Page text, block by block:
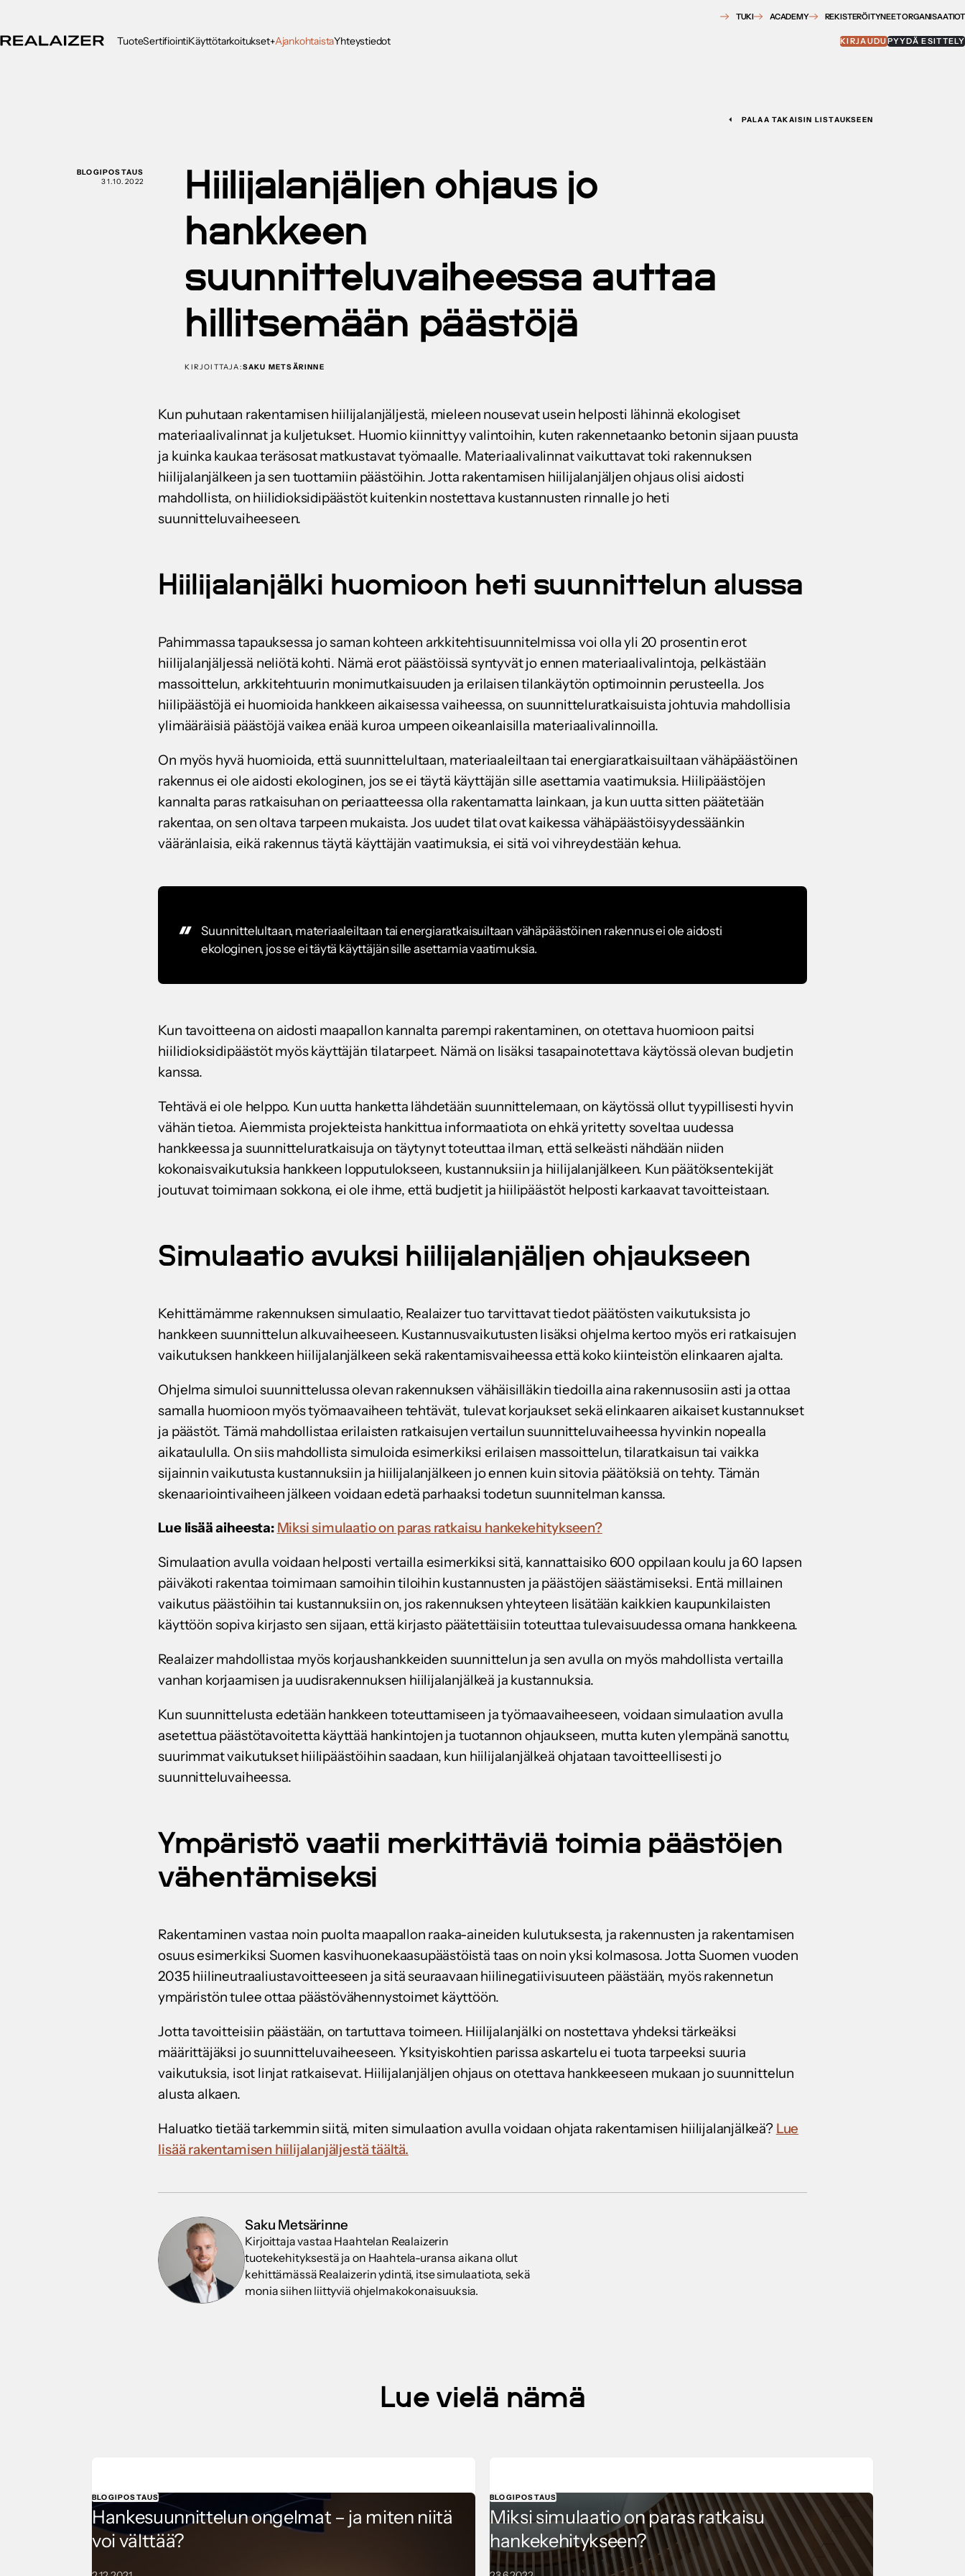
TuoteSertifiointiKäyttötarkoitukset+AjankohtaistaYhteystiedot
TUKI ACADEMY REKISTERÖITYNEET ORGANISAATIOT
KIRJAUDUPYYDÄ ESITTELY
PALAA TAKAISIN LISTAUKSEEN
BLOGIPOSTAUS
31.10.2022
Hiilijalanjäljen ohjaus jo
hankkeen
suunnitteluvaiheessa auttaa
hillitsemään päästöjä
KIRJOITTAJA:SAKU METSÄRINNE
Kun puhutaan rakentamisen hiilijalanjäljestä, mieleen nousevat usein helposti lähinnä ekologiset
materiaalivalinnat ja kuljetukset. Huomio kiinnittyy valintoihin, kuten rakennetaanko betonin sijaan puusta
ja kuinka kaukaa teräsosat matkustavat työmaalle. Materiaalivalinnat vaikuttavat toki rakennuksen
hiilijalanjälkeen ja sen tuottamiin päästöihin. Jotta rakentamisen hiilijalanjäljen ohjaus olisi aidosti
mahdollista, on hiilidioksidipäästöt kuitenkin nostettava kustannusten rinnalle jo heti
suunnitteluvaiheeseen.
Hiilijalanjälki huomioon heti suunnittelun alussa
Pahimmassa tapauksessa jo saman kohteen arkkitehtisuunnitelmissa voi olla yli 20 prosentin erot
hiilijalanjäljessä neliötä kohti. Nämä erot päästöissä syntyvät jo ennen materiaalivalintoja, pelkästään
massoittelun, arkkitehtuurin monimutkaisuuden ja erilaisen tilankäytön optimoinnin perusteella. Jos
hiilipäästöjä ei huomioida hankkeen aikaisessa vaiheessa, on suunnitteluratkaisuista johtuvia mahdollisia
ylimääräisiä päästöjä vaikea enää kuroa umpeen oikeanlaisilla materiaalivalinnoilla.
On myös hyvä huomioida, että suunnittelultaan, materiaaleiltaan tai energiaratkaisuiltaan vähäpäästöinen
rakennus ei ole aidosti ekologinen, jos se ei täytä käyttäjän sille asettamia vaatimuksia. Hiilipäästöjen
kannalta paras ratkaisuhan on periaatteessa olla rakentamatta lainkaan, ja kun uutta sitten päätetään
rakentaa, on sen oltava tarpeen mukaista. Jos uudet tilat ovat kaikessa vähäpäästöisyydessäänkin
vääränlaisia, eikä rakennus täytä käyttäjän vaatimuksia, ei sitä voi vihreydestään kehua.
Suunnittelultaan, materiaaleiltaan tai energiaratkaisuiltaan vähäpäästöinen rakennus ei ole aidosti
ekologinen, jos se ei täytä käyttäjän sille asettamia vaatimuksia.
Kun tavoitteena on aidosti maapallon kannalta parempi rakentaminen, on otettava huomioon paitsi
hiilidioksidipäästöt myös käyttäjän tilatarpeet. Nämä on lisäksi tasapainotettava käytössä olevan budjetin
kanssa.
Tehtävä ei ole helppo. Kun uutta hanketta lähdetään suunnittelemaan, on käytössä ollut tyypillisesti hyvin
vähän tietoa. Aiemmista projekteista hankittua informaatiota on ehkä yritetty soveltaa uudessa
hankkeessa ja suunnitteluratkaisuja on täytynyt toteuttaa ilman, että selkeästi nähdään niiden
kokonaisvaikutuksia hankkeen lopputulokseen, kustannuksiin ja hiilijalanjälkeen. Kun päätöksentekijät
joutuvat toimimaan sokkona, ei ole ihme, että budjetit ja hiilipäästöt helposti karkaavat tavoitteistaan.
Simulaatio avuksi hiilijalanjäljen ohjaukseen
Kehittämämme rakennuksen simulaatio, Realaizer tuo tarvittavat tiedot päätösten vaikutuksista jo
hankkeen suunnittelun alkuvaiheeseen. Kustannusvaikutusten lisäksi ohjelma kertoo myös eri ratkaisujen
vaikutuksen hankkeen hiilijalanjälkeen sekä rakentamisvaiheessa että koko kiinteistön elinkaaren ajalta.
Ohjelma simuloi suunnittelussa olevan rakennuksen vähäisilläkin tiedoilla aina rakennusosiin asti ja ottaa
samalla huomioon myös työmaavaiheen tehtävät, tulevat korjaukset sekä elinkaaren aikaiset kustannukset
ja päästöt. Tämä mahdollistaa erilaisten ratkaisujen vertailun suunnitteluvaiheessa hyvinkin nopealla
aikataululla. On siis mahdollista simuloida esimerkiksi erilaisen massoittelun, tilaratkaisun tai vaikka
sijainnin vaikutusta kustannuksiin ja hiilijalanjälkeen jo ennen kuin sitovia päätöksiä on tehty. Tämän
skenaariointivaiheen jälkeen voidaan edetä parhaaksi todetun suunnitelman kanssa.
Lue lisää aiheesta: Miksi simulaatio on paras ratkaisu hankekehitykseen?
Simulaation avulla voidaan helposti vertailla esimerkiksi sitä, kannattaisiko 600 oppilaan koulu ja 60 lapsen
päiväkoti rakentaa toimimaan samoihin tiloihin kustannusten ja päästöjen säästämiseksi. Entä millainen
vaikutus päästöihin tai kustannuksiin on, jos rakennuksen yhteyteen lisätään kaikkien kaupunkilaisten
käyttöön sopiva kirjasto sen sijaan, että kirjasto päätettäisiin toteuttaa tulevaisuudessa omana hankkeena.
Realaizer mahdollistaa myös korjaushankkeiden suunnittelun ja sen avulla on myös mahdollista vertailla
vanhan korjaamisen ja uudisrakennuksen hiilijalanjälkeä ja kustannuksia.
Kun suunnittelusta edetään hankkeen toteuttamiseen ja työmaavaiheeseen, voidaan simulaation avulla
asetettua päästötavoitetta käyttää hankintojen ja tuotannon ohjaukseen, mutta kuten ylempänä sanottu,
suurimmat vaikutukset hiilipäästöihin saadaan, kun hiilijalanjälkeä ohjataan tavoitteellisesti jo
suunnitteluvaiheessa.
Ympäristö vaatii merkittäviä toimia päästöjen
vähentämiseksi
Rakentaminen vastaa noin puolta maapallon raaka-aineiden kulutuksesta, ja rakennusten ja rakentamisen
osuus esimerkiksi Suomen kasvihuonekaasupäästöistä taas on noin yksi kolmasosa. Jotta Suomen vuoden
2035 hiilineutraaliustavoitteeseen ja sitä seuraavaan hiilinegatiivisuuteen päästään, myös rakennetun
ympäristön tulee ottaa päästövähennystoimet käyttöön.
Jotta tavoitteisiin päästään, on tartuttava toimeen. Hiilijalanjälki on nostettava yhdeksi tärkeäksi
määrittäjäksi jo suunnitteluvaiheeseen. Yksityiskohtien parissa askartelu ei tuota tarpeeksi suuria
vaikutuksia, isot linjat ratkaisevat. Hiilijalanjäljen ohjaus on otettava hankkeeseen mukaan jo suunnittelun
alusta alkaen.
Haluatko tietää tarkemmin siitä, miten simulaation avulla voidaan ohjata rakentamisen hiilijalanjälkeä? Lue
lisää rakentamisen hiilijalanjäljestä täältä.
Saku Metsärinne
Kirjoittaja vastaa Haahtelan Realaizerin
tuotekehityksestä ja on Haahtela-uransa aikana ollut
kehittämässä Realaizerin ydintä, itse simulaatiota, sekä
monia siihen liittyviä ohjelmakokonaisuuksia.
Lue vielä nämä
BLOGIPOSTAUS
Hankesuunnittelun ongelmat – ja miten niitä
voi välttää?
BLOGIPOSTAUS
Miksi simulaatio on paras ratkaisu
hankekehitykseen?